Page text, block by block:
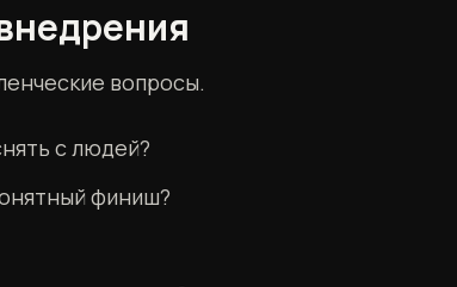
вопросы.
с людей?
финиш?